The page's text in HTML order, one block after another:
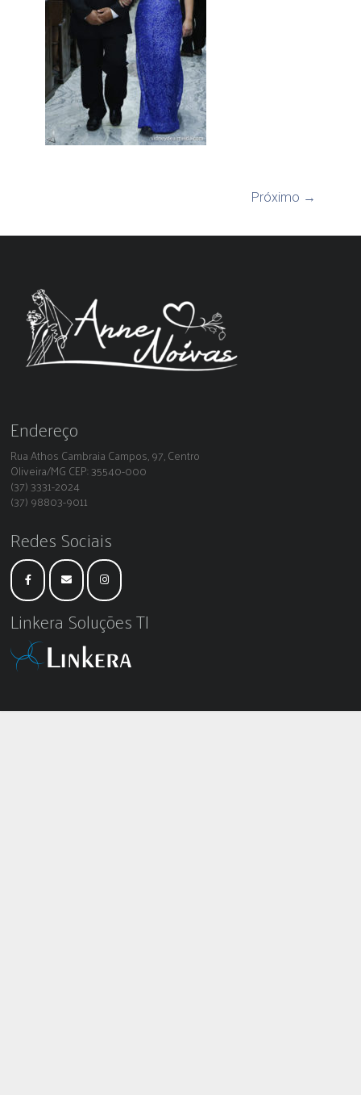
Próximo →
Endereço
Rua Athos Cambraia Campos, 97, Centro
Oliveira/MG CEP: 35540-000
(37) 3331-2024
(37) 98803-9011
Redes Sociais
Linkera Soluções TI